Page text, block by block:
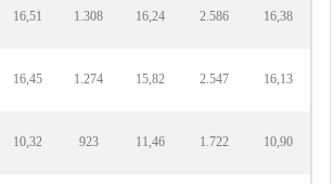
16,51 1.308 16,24 2.586 16,38
16,45 1.274 15,82 2.547 16,13
10,32 923 11,46 1.722 10,90